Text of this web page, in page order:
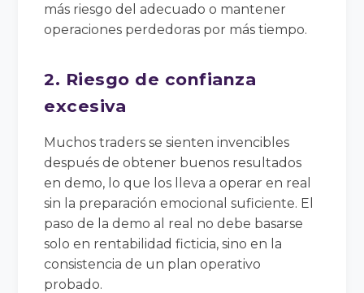
más riesgo del adecuado o mantener
operaciones perdedoras por más tiempo.
2. Riesgo de confianza
excesiva
Muchos traders se sienten invencibles
después de obtener buenos resultados
en demo, lo que los lleva a operar en real
sin la preparación emocional suficiente. El
paso de la demo al real no debe basarse
solo en rentabilidad ficticia, sino en la
consistencia de un plan operativo
probado.